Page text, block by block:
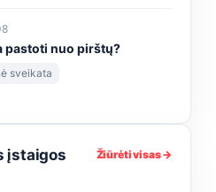
pastoti nuo pirštų?
sveikata
įstaigos Žiūrėti visas →